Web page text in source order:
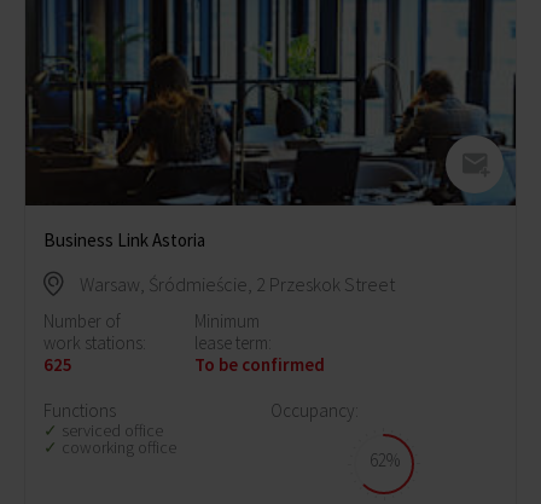
Business Link Astoria
Warsaw, Śródmieście, 2 Przeskok Street
Number of
work stations:
625
Minimum
lease term:
To be confirmed
Functions
serviced office
coworking office
Occupancy:
62%